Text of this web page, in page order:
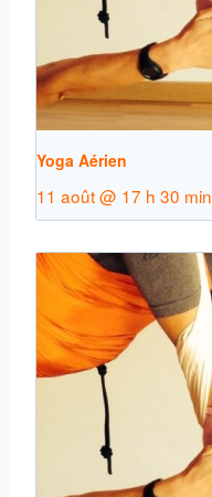
Yoga Aérien
11 août @ 17 h 30 min